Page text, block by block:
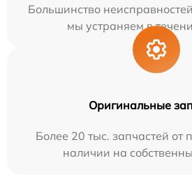
Большинство
мы устраняем в
Оригинальные
Более 20 тыс. запчастей от
наличии на